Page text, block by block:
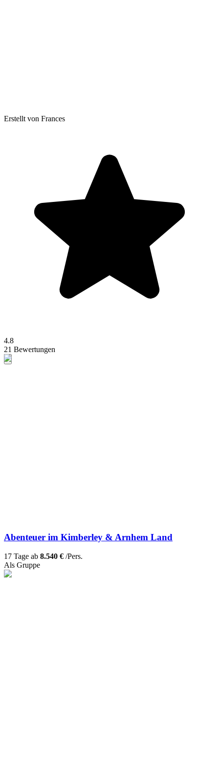
Erstellt von Frances
4.8
21 Bewertungen
Abenteuer im Kimberley & Arnhem Land
17 Tage ab 8.540 € /Pers.
Als Gruppe